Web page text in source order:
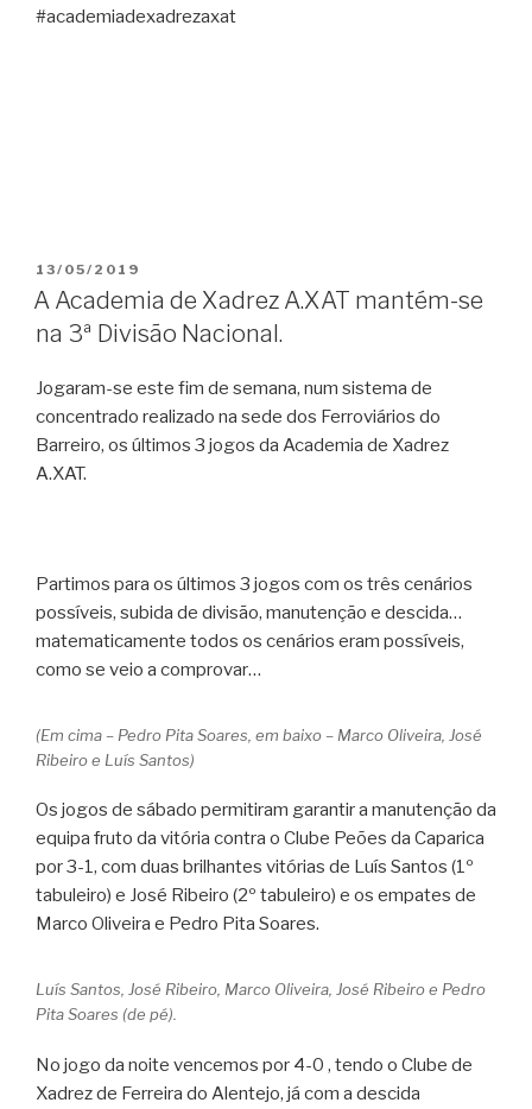
#academiadexadrezaxat
PUBLICADO
EM
13/05/2019
A Academia de Xadrez A.XAT mantém-se
na 3ª Divisão Nacional.
Jogaram-se este fim de semana, num sistema de
concentrado realizado na sede dos Ferroviários do
Barreiro, os últimos 3 jogos da Academia de Xadrez
A.XAT.
Partimos para os últimos 3 jogos com os três cenários
possíveis, subida de divisão, manutenção e descida…
matematicamente todos os cenários eram possíveis,
como se veio a comprovar…
(Em cima – Pedro Pita Soares, em baixo – Marco Oliveira, José
Ribeiro e Luís Santos)
Os jogos de sábado permitiram garantir a manutenção da
equipa fruto da vitória contra o Clube Peões da Caparica
por 3-1, com duas brilhantes vitórias de Luís Santos (1º
tabuleiro) e José Ribeiro (2º tabuleiro) e os empates de
Marco Oliveira e Pedro Pita Soares.
Luís Santos, José Ribeiro, Marco Oliveira, José Ribeiro e Pedro
Pita Soares (de pé).
No jogo da noite vencemos por 4-0 , tendo o Clube de
Xadrez de Ferreira do Alentejo, já com a descida